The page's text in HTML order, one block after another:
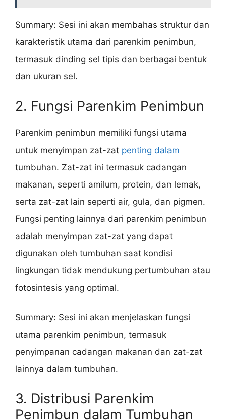
Summary: Sesi ini akan membahas struktur dan
karakteristik utama dari parenkim penimbun,
termasuk dinding sel tipis dan berbagai bentuk
dan ukuran sel.
2. Fungsi Parenkim Penimbun
Parenkim penimbun memiliki fungsi utama
untuk menyimpan zat-zat penting dalam
tumbuhan. Zat-zat ini termasuk cadangan
makanan, seperti amilum, protein, dan lemak,
serta zat-zat lain seperti air, gula, dan pigmen.
Fungsi penting lainnya dari parenkim penimbun
adalah menyimpan zat-zat yang dapat
digunakan oleh tumbuhan saat kondisi
lingkungan tidak mendukung pertumbuhan atau
fotosintesis yang optimal.
Summary: Sesi ini akan menjelaskan fungsi
utama parenkim penimbun, termasuk
penyimpanan cadangan makanan dan zat-zat
lainnya dalam tumbuhan.
3. Distribusi Parenkim
Penimbun dalam Tumbuhan